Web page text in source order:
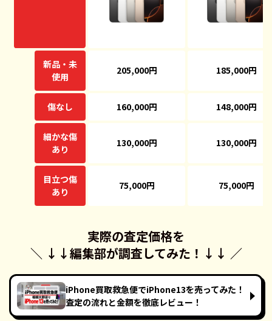
新品・未
使用
205,000円 185,000円
傷なし 160,000円 148,000円
細かな傷
あり
130,000円 130,000円
目立つ傷
あり
75,000円 75,000円
＼ ↓↓
実際の査定価格を
編集部が調査してみた！ ↓↓ ／
iPhone買取救急便でiPhone13を売ってみた！
査定の流れと金額を徹底レビュー！